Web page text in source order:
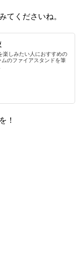
てくださいね。
楽しみたい人におすすめの
のファイアスタンドを筆
！